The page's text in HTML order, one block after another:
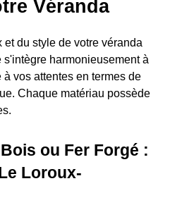
Véranda
et du style de votre véranda
harmonieusement à
vos attentes en termes de
Chaque matériau possède
ou Fer Forgé :
Loroux-